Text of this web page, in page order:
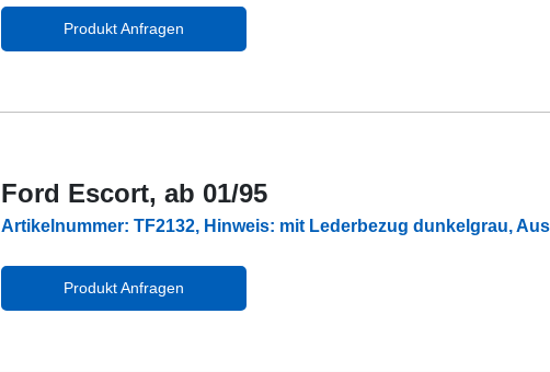
Produkt Anfragen
Ford Escort, ab 01/95
Artikelnummer: TF2132, Hinweis: mit Lederbezug dunkelgrau,
Produkt Anfragen